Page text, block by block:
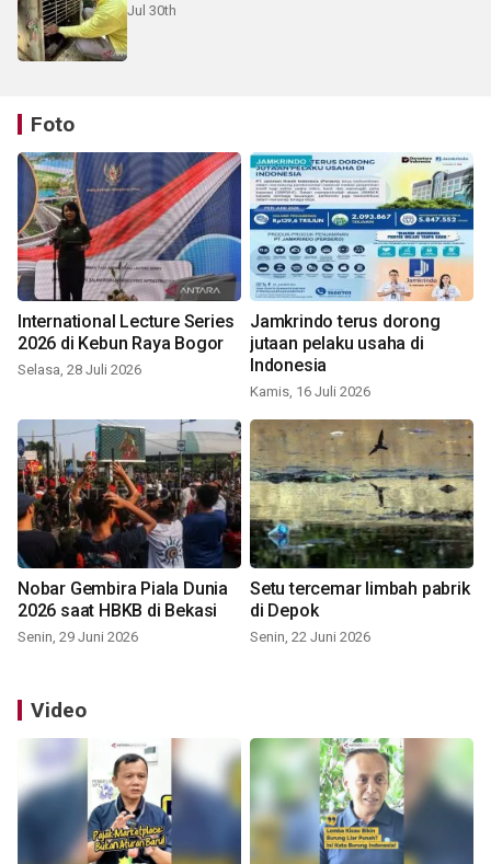
Jul 30th
Foto
International Lecture Series
2026 di Kebun Raya Bogor
Selasa, 28 Juli 2026
Jamkrindo terus dorong
jutaan pelaku usaha di
Indonesia
Kamis, 16 Juli 2026
Nobar Gembira Piala Dunia
2026 saat HBKB di Bekasi
Senin, 29 Juni 2026
Setu tercemar limbah pabrik
di Depok
Senin, 22 Juni 2026
Video